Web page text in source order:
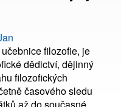
filozofie, je
dědictví, dějinný
filozofických
časového sledu
až do současné